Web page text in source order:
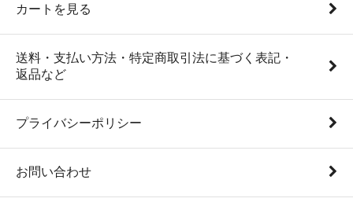
カートを見る
送料・支払い方法・特定商取引法に基づく表記・
返品など
プライバシーポリシー
お問い合わせ